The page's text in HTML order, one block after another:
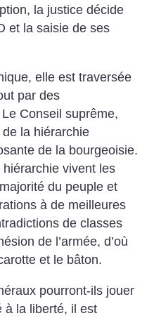
la justice décide
et la saisie de ses
elle est traversée
par des
Conseil suprême,
la hiérarchie
de la bourgeoisie.
vivent les
du peuple et
à de meilleures
de classes
de l’armée, d’où
et le bâton.
pourront-ils jouer
à la liberté, il est